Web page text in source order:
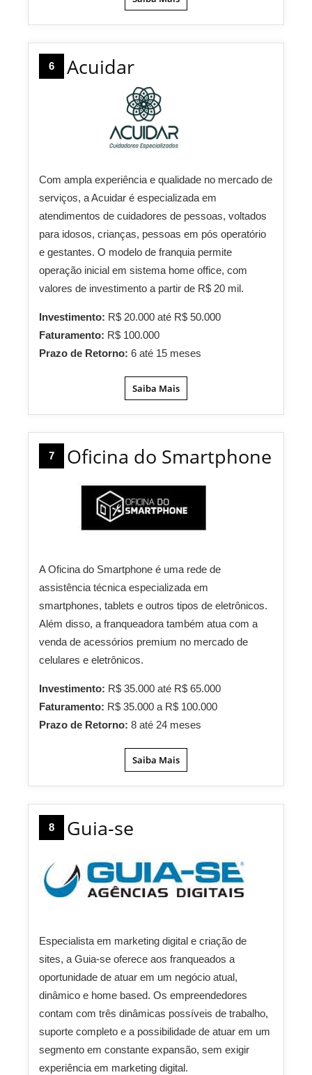
6 Acuidar
Com ampla experiência e qualidade no mercado de
serviços, a Acuidar é especializada em
atendimentos de cuidadores de pessoas, voltados
para idosos, crianças, pessoas em pós operatório
e gestantes. O modelo de franquia permite
operação inicial em sistema home office, com
valores de investimento a partir de R$ 20 mil.
Investimento: R$ 20.000 até R$ 50.000
Faturamento: R$ 100.000
Prazo de Retorno: 6 até 15 meses
Saiba Mais
7 Oficina do Smartphone
A Oficina do Smartphone é uma rede de
assistência técnica especializada em
smartphones, tablets e outros tipos de eletrônicos.
Além disso, a franqueadora também atua com a
venda de acessórios premium no mercado de
celulares e eletrônicos.
Investimento: R$ 35.000 até R$ 65.000
Faturamento: R$ 35.000 a R$ 100.000
Prazo de Retorno: 8 até 24 meses
Saiba Mais
8 Guia-se
Especialista em marketing digital e criação de
sites, a Guia-se oferece aos franqueados a
oportunidade de atuar em um negócio atual,
dinâmico e home based. Os empreendedores
contam com três dinâmicas possíveis de trabalho,
suporte completo e a possibilidade de atuar em um
segmento em constante expansão, sem exigir
experiência em marketing digital.